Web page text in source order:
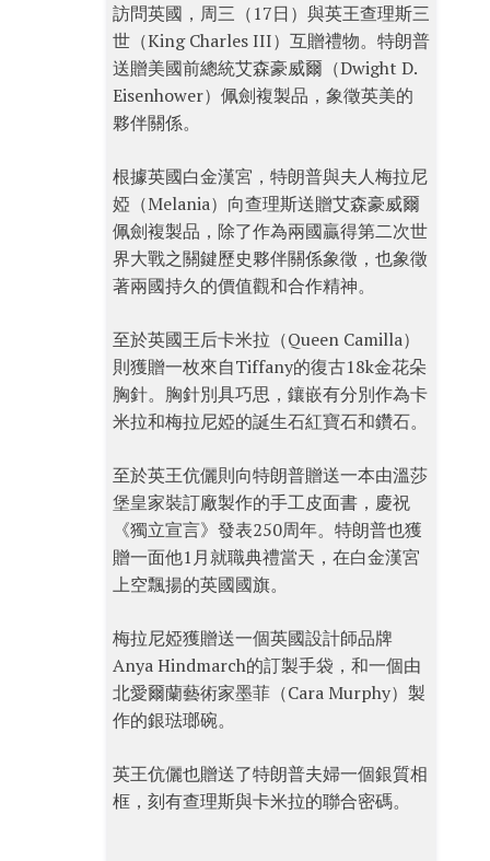
訪問英國，周三（17日）與英王查理斯三
世（King Charles III）互贈禮物。特朗普
送贈美國前總統艾森豪威爾（Dwight D.
Eisenhower）佩劍複製品，象徵英美的
夥伴關係。
根據英國白金漢宮，特朗普與夫人梅拉尼
婭（Melania）向查理斯送贈艾森豪威爾
佩劍複製品，除了作為兩國贏得第二次世
界大戰之關鍵歷史夥伴關係象徵，也象徵
著兩國持久的價值觀和合作精神。
至於英國王后卡米拉（Queen Camilla）
則獲贈一枚來自Tiffany的復古18k金花朵
胸針。胸針別具巧思，鑲嵌有分別作為卡
米拉和梅拉尼婭的誕生石紅寶石和鑽石。
至於英王伉儷則向特朗普贈送一本由溫莎
堡皇家裝訂廠製作的手工皮面書，慶祝
《獨立宣言》發表250周年。特朗普也獲
贈一面他1月就職典禮當天，在白金漢宮
上空飄揚的英國國旗。
梅拉尼婭獲贈送一個英國設計師品牌
Anya Hindmarch的訂製手袋，和一個由
北愛爾蘭藝術家墨菲（Cara Murphy）製
作的銀琺瑯碗。
英王伉儷也贈送了特朗普夫婦一個銀質相
框，刻有查理斯與卡米拉的聯合密碼。